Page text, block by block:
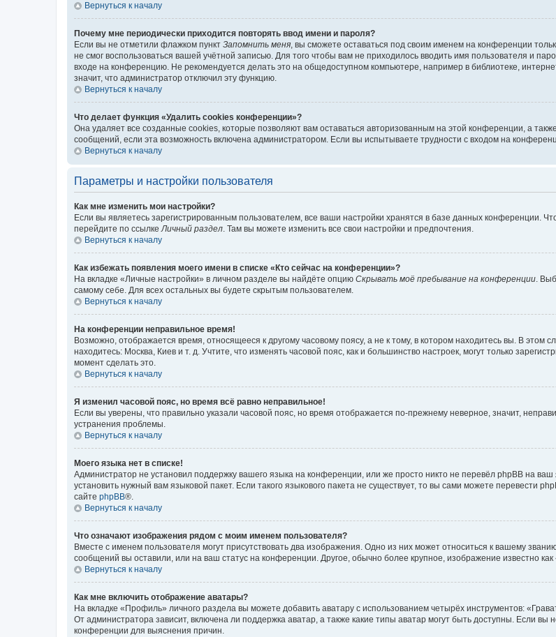
Вернуться к началу
Почему мне периодически приходится повторять ввод имени и пароля?
Если вы не отметили флажком пункт Запомнить меня, вы сможете оставаться под своим именем на конференции
не смог воспользоваться вашей учётной записью. Для того чтобы вам не приходилось вводить имя пользователя и
входе на конференцию. Не рекомендуется делать это на общедоступном компьютере, например в библиотеке,
значит, что администратор отключил эту функцию.
Вернуться к началу
Что делает функция «Удалить cookies конференции»?
Она удаляет все созданные cookies, которые позволяют вам оставаться авторизованным на этой конференции, а
сообщений, если эта возможность включена администратором. Если вы испытываете трудности с входом на
Вернуться к началу
Параметры и настройки пользователя
Как мне изменить мои настройки?
Если вы являетесь зарегистрированным пользователем, все ваши настройки хранятся в базе данных конференции.
перейдите по ссылкеЛичный раздел. Там вы можете изменить все свои настройки и предпочтения.
Вернуться к началу
Как избежать появления моего имени в списке «Кто сейчас на конференции»?
На вкладке «Личные настройки» в личном разделе вы найдёте опцию Скрывать моё пребывание на конференции.
самому себе. Для всех остальных вы будете скрытым пользователем.
Вернуться к началу
На конференции неправильное время!
Возможно, отображается время, относящееся к другому часовому поясу, а не к тому, в котором находитесь вы. В этом
находитесь: Москва, Киев и т. д. Учтите, что изменять часовой пояс, как и большинство настроек, могут только
момент сделать это.
Вернуться к началу
Я изменил часовой пояс, но время всё равно неправильное!
Если вы уверены, что правильно указали часовой пояс, но время отображается по-прежнему неверное, значит,
устранения проблемы.
Вернуться к началу
Моего языка нет в списке!
Администратор не установил поддержку вашего языка на конференции, или же просто никто не перевёл phpBB на
установить нужный вам языковой пакет. Если такого языкового пакета не существует, то вы сами можете перевести
сайте phpBB®.
Вернуться к началу
Что означают изображения рядом с моим именем пользователя?
Вместе с именем пользователя могут присутствовать два изображения. Одно из них может относиться к вашему
сообщений вы оставили, или на ваш статус на конференции. Другое, обычно более крупное, изображение известно
Вернуться к началу
Как мне включить отображение аватары?
На вкладке «Профиль» личного раздела вы можете добавить аватару с использованием четырёх инструментов:
От администратора зависит, включена ли поддержка аватар, а также какие типы аватар могут быть доступны. Если
конференции для выяснения причин.